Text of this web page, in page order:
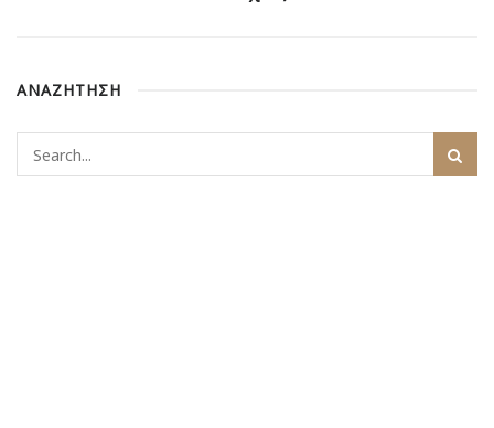
ΑΝΑΖΗΤΗΣΗ